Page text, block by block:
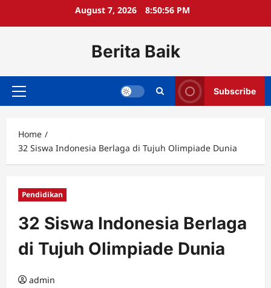
August 7, 2026 8:50:56 PM
Berita Baik
Primary
Subscribe
Home
32 Siswa Indonesia Berlaga di Tujuh Olimpiade Dunia
Pendidikan
32 Siswa Indonesia Berlaga
di Tujuh Olimpiade Dunia
admin